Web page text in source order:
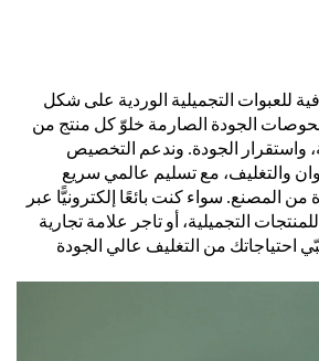
للعبوات التجميلية الوردية على شكل
الجودة الصارمة خلوّ كل منتج من
واستقرار الجودة. وندعم التخصيص
والتغليف، مع تسليم عالمي سريع
المصنع. سواء كنت بائعًا إلكترونيًّا عبر
التجميلية، أو تاجر علامة تجارية
احتياجاتك من التغليف عالي الجودة